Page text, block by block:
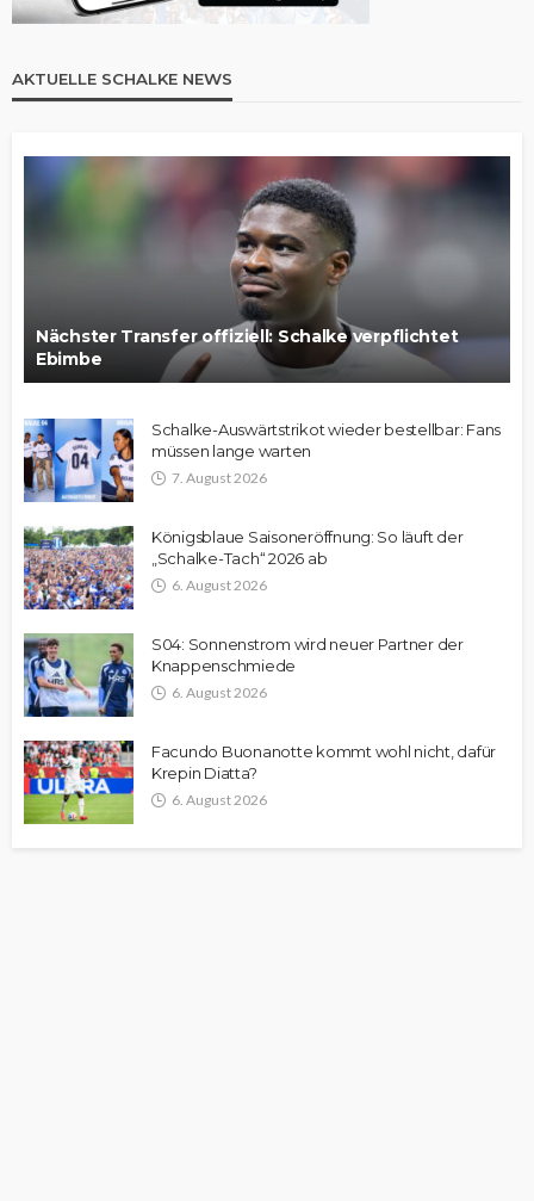
AKTUELLE SCHALKE NEWS
Nächster Transfer offiziell: Schalke verpflichtet
Ebimbe
Schalke-Auswärtstrikot wieder bestellbar: Fans
müssen lange warten
7. August 2026
Königsblaue Saisoneröffnung: So läuft der
„Schalke-Tach“ 2026 ab
6. August 2026
S04: Sonnenstrom wird neuer Partner der
Knappenschmiede
6. August 2026
Facundo Buonanotte kommt wohl nicht, dafür
Krepin Diatta?
6. August 2026